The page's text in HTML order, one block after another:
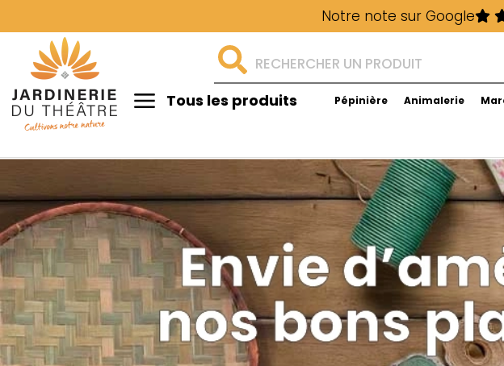
Notre note sur Google
Tous les produits Pépinière Animalerie